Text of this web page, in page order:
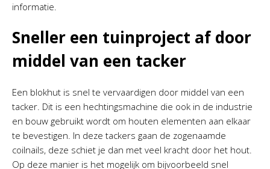
informatie.
Sneller een tuinproject af door
middel van een tacker
Een blokhut is snel te vervaardigen door middel van een
tacker. Dit is een hechtingsmachine die ook in de industrie
en bouw gebruikt wordt om houten elementen aan elkaar
te bevestigen. In deze tackers gaan de zogenaamde
coilnails, deze schiet je dan met veel kracht door het hout.
Op deze manier is het mogelijk om bijvoorbeeld snel